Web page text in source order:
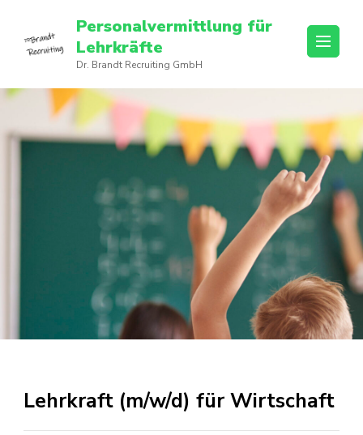
Personalvermittlung für
Lehrkräfte
Dr. Brandt Recruiting GmbH
Lehrkraft (m/w/d) für Wirtschaft